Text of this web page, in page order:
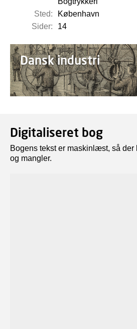
Sted:
København
Sider:
14
Dansk industri
Digitaliseret bog
Bogens tekst er maskinlæst, så der
og mangler.